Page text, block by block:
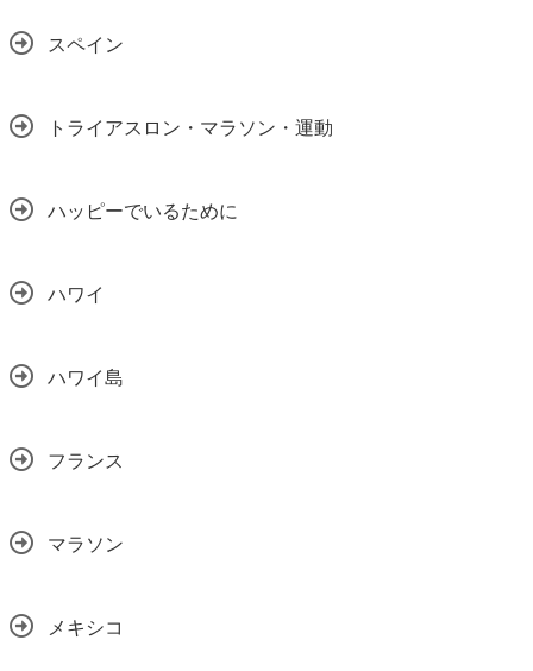
スペイン
トライアスロン・マラソン・運動
ハッピーでいるために
ハワイ
ハワイ島
フランス
マラソン
メキシコ